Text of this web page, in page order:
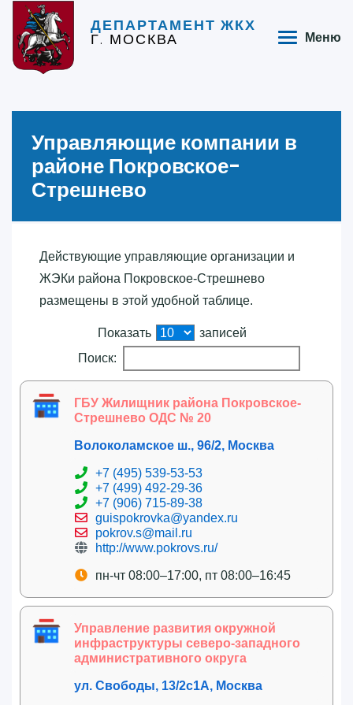
ДЕПАРТАМЕНТ ЖКХ
Г. МОСКВА Меню
Управляющие компании в
районе Покровское-
Стрешнево
Действующие управляющие организации и
ЖЭКи района Покровское-Стрешнево
размещены в этой удобной таблице.
Показать
записей
Поиск:
ГБУ Жилищник района Покровское-
Стрешнево ОДС № 20
Волоколамское ш., 96/2, Москва
+7 (495) 539-53-53
+7 (499) 492-29-36
+7 (906) 715-89-38
guispokrovka@yandex.ru
pokrov.s@mail.ru
http://www.pokrovs.ru/
пн-чт 08:00–17:00, пт 08:00–16:45
Управление развития окружной
инфраструктуры северо-западного
административного округа
ул. Свободы, 13/2с1А, Москва